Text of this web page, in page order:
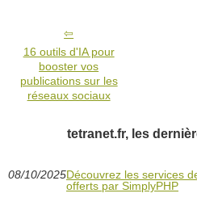
16 outils d'IA pour
booster vos
publications sur les
réseaux sociaux
tetranet.fr, les
08/10/2025Découvrez les services
offerts par SimplyPHP